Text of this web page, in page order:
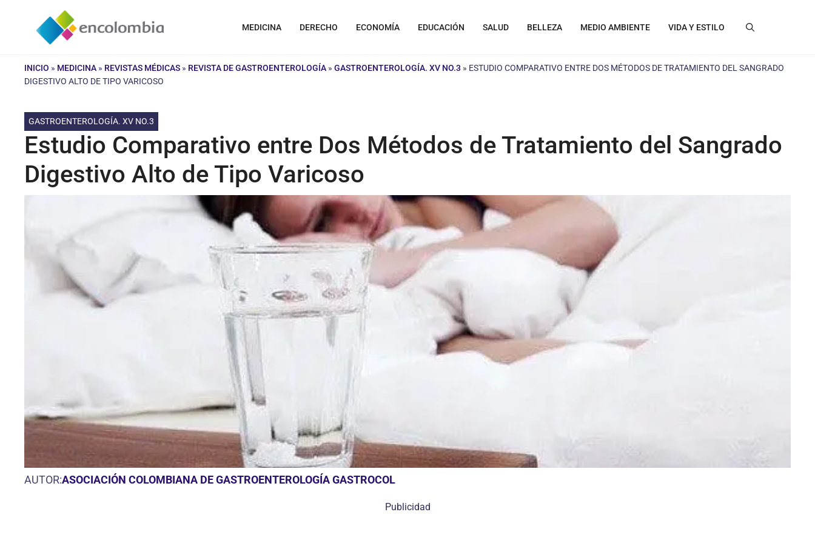
contenido
MEDICINA DERECHO ECONOMÍA EDUCACIÓN SALUD BELLEZA MEDIO AMBIENTE VIDA Y ESTILO
INICIO » MEDICINA » REVISTAS MÉDICAS » REVISTA DE GASTROENTEROLOGÍA » GASTROENTEROLOGÍA. XV NO.3 » ESTUDIO COMPARATIVO ENTRE DOS MÉTODOS DE TRATAMIENTO DEL SANGRADO
DIGESTIVO ALTO DE TIPO VARICOSO
GASTROENTEROLOGÍA. XV NO.3
Estudio Comparativo entre Dos Métodos de Tratamiento del Sangrado
Digestivo Alto de Tipo Varicoso
AUTOR:ASOCIACIÓN COLOMBIANA DE GASTROENTEROLOGÍA GASTROCOL
Publicidad